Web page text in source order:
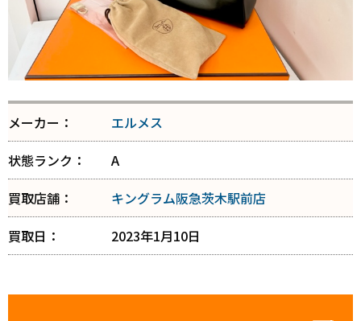
メーカー：
エルメス
状態ランク：
A
買取店舗：
キングラム阪急茨木駅前店
買取日：
2023年1月10日